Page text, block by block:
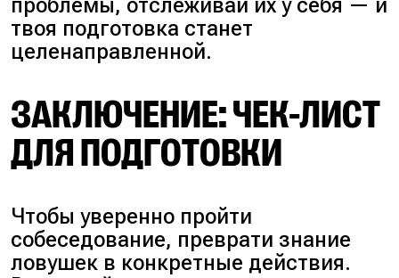
проблемы, отслеживай их у себя — и
твоя подготовка станет
целенаправленной.
ЗАКЛЮЧЕНИЕ: ЧЕК-ЛИСТ
ДЛЯ ПОДГОТОВКИ
Чтобы уверенно пройти
собеседование, преврати знание
ловушек в конкретные действия.